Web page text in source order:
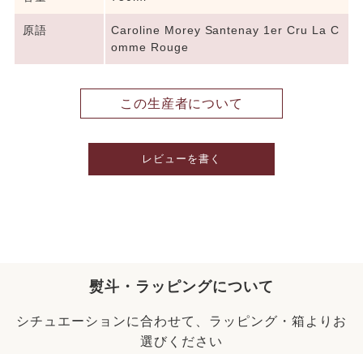
原語
Caroline Morey Santenay 1er Cru La C
omme Rouge
この生産者について
レビューを書く
熨斗・ラッピングについて
シチュエーションに合わせて、ラッピング・箱よりお
選びください